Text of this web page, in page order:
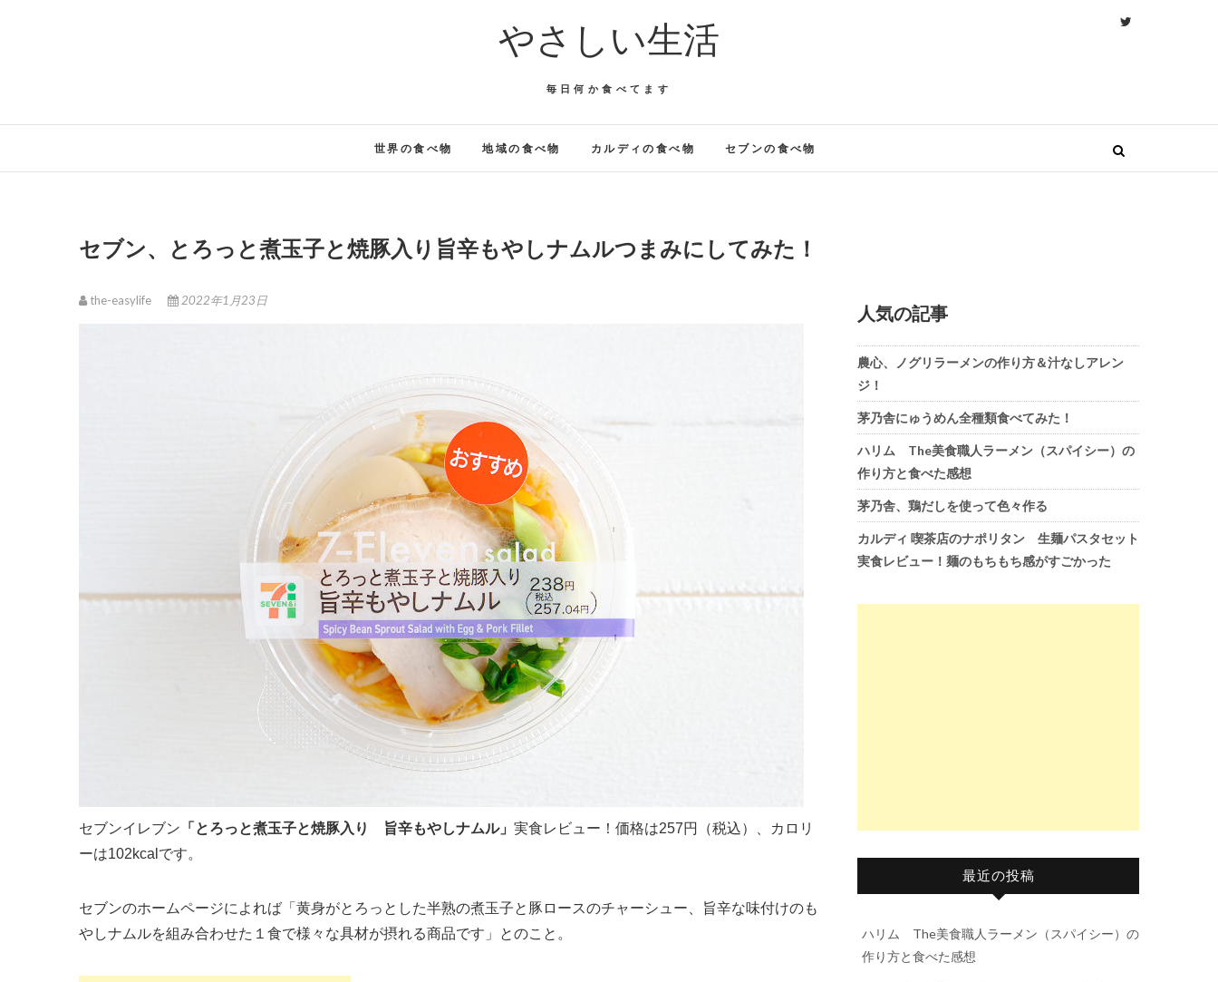
やさしい生活
毎日何か食べてます
世界の食べ物 地域の食べ物 カルディの食べ物 セブンの食べ物
セブン、とろっと煮玉子と焼豚入り旨辛もやしナムルつまみにしてみた！
the-easylife 2022年1月23日
セブンイレブン 「とろっと煮玉子と焼豚入り 旨辛もやしナムル」 実食レビュー！価格は257円（税込）、カロリ
ーは102kcalです。
セブンのホームページによれば「黄身がとろっとした半熟の煮玉子と豚ロースのチャーシュー、旨辛な味付けのも
やしナムルを組み合わせた１食で様々な具材が摂れる商品です」とのこと。
人気の記事
農心、ノグリラーメンの作り方＆汁なしアレン
ジ！
茅乃舎にゅうめん全種類食べてみた！
ハリム The美食職人ラーメン（スパイシー）の
作り方と食べた感想
茅乃舎、鶏だしを使って色々作る
カルディ 喫茶店のナポリタン 生麺パスタセット
実食レビュー！麺のもちもち感がすごかった
最近の投稿
ハリム The美食職人ラーメン（スパイシー）の
作り方と食べた感想